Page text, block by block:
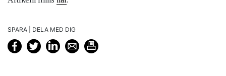
SPARA | DELA MED DIG